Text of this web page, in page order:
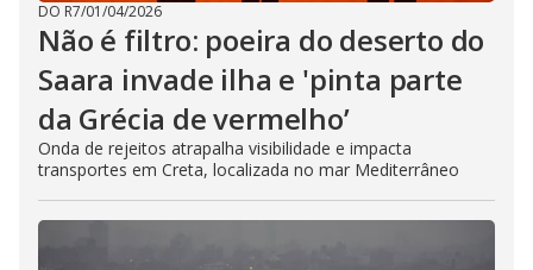
DO R7/01/04/2026
Não é filtro: poeira do deserto do
Saara invade ilha e 'pinta parte
da Grécia de vermelho’
Onda de rejeitos atrapalha visibilidade e impacta
transportes em Creta, localizada no mar Mediterrâneo